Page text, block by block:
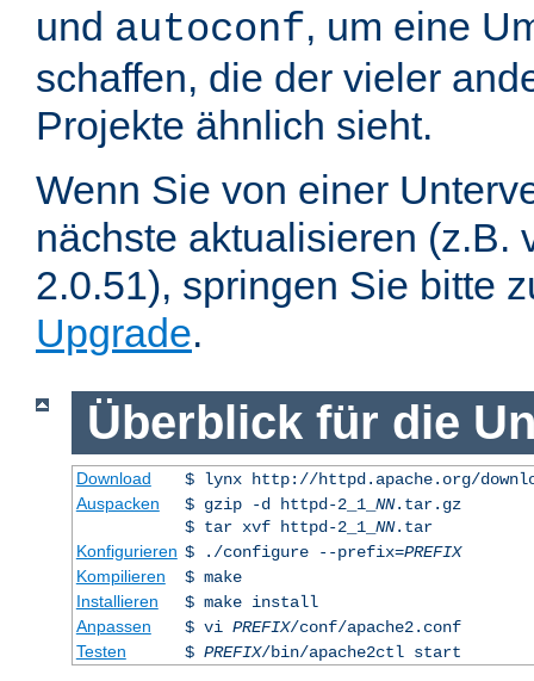
und autoconf, um eine
schaffen, die der vieler
Projekte ähnlich sieht.
Wenn Sie von einer
nächste aktualisieren (z.B.
2.0.51), springen Sie bitte
Upgrade.
Überblick für die
Download
$ lynx http://httpd.apache.org/
Auspacken
$ gzip -d httpd-2_1_ NN.tar.gz
$ tar xvf httpd-2_1_ NN.tar
Konfigurieren $ ./configure --prefix=PREFIX
Kompilieren
$ make
Installieren
$ make install
Anpassen
$ vi PREFIX/conf/apache2.conf
Testen
$ PREFIX/bin/apache2ctl start